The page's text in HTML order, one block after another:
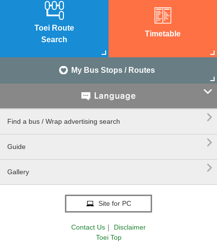
Toei Route
Search
Timetable
My Bus Stops / Routes

Find a bus / Wrap advertising search 
Guide 
Gallery 
Site for PC
Contact Us ｜
Disclaimer
Toei Top